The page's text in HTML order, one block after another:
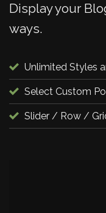
Display your
ways.
Unlimited Styles
Select Custom
Slider / Row /